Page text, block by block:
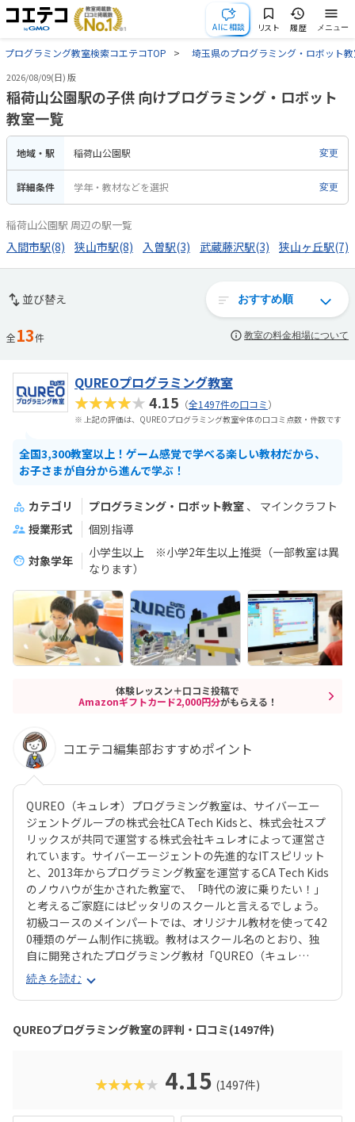
AIに相談 リスト 履歴 メニュー
プログラミング教室検索コエテコTOP 埼玉県のプログラミング・ロボット
2026/08/09(日) 版
稲荷山公園駅の子供 向けプログラミング・ロボット
教室一覧
地域・駅 稲荷山公園駅 変更
詳細条件 学年・教材などを選択 変更
稲荷山公園駅 周辺の駅一覧
入間市駅(8) 狭山市駅(8) 入曽駅(3) 武蔵藤沢駅(3) 狭山ヶ丘駅(7)
並び替え
全13件 教室の料金相場について
QUREOプログラミング教室
★★★★★4.15 （全1497件の口コミ）
※ 上記の評価は、QUREOプログラミング教室全体の口コミ点数・件数です
全国3,300教室以上！ゲーム感覚で学べる楽しい教材だから、
お子さまが自分から進んで学ぶ！
カテゴリ プログラミング・ロボット教室
マインクラフト
授業形式
個別指導
対象学年
小学生以上 ※小学2年生以上推奨（一部教室は異
なります）
体験レッスン＋口コミ投稿で
Amazonギフトカード2,000円分がもらえる！
コエテコ編集部おすすめポイント
QUREO（キュレオ）プログラミング教室は、サイバーエー
ジェントグループの株式会社CA Tech Kidsと、株式会社スプ
リックスが共同で運営する株式会社キュレオによって運営さ
れています。サイバーエージェントの先進的なITスピリット
と、2013年からプログラミング教室を運営するCA Tech Kids
のノウハウが生かされた教室で、「時代の波に乗りたい！」
と考えるご家庭にはピッタリのスクールと言えるでしょう。
初級コースのメインパートでは、オリジナル教材を使って42
0種類のゲーム制作に挑戦。教材はスクール名のとおり、独
自に開発されたプログラミング教材「QUREO（キュレ
オ）」です。スマホゲームのような感覚でサクサク進められ
るのに、本格的な内容が学べるのが魅力。子どもにとっても
「やらされている感」がないので、楽しくゲームをクリアし
ていくようなペースでどんどん学習を進めていけます。教材
のデザイン性も高く、実際にスマホゲーム開発で使用されて
クに慣れている今の子どもでも、「安っぽい」「子どもっぽ
い」と思わず勉強に取り組めるでしょう。学習結果は通信簿
続きを読む
QUREOプログラミング教室の評判・口コミ(1497件)
★★★★★ 4.15 (1497件)